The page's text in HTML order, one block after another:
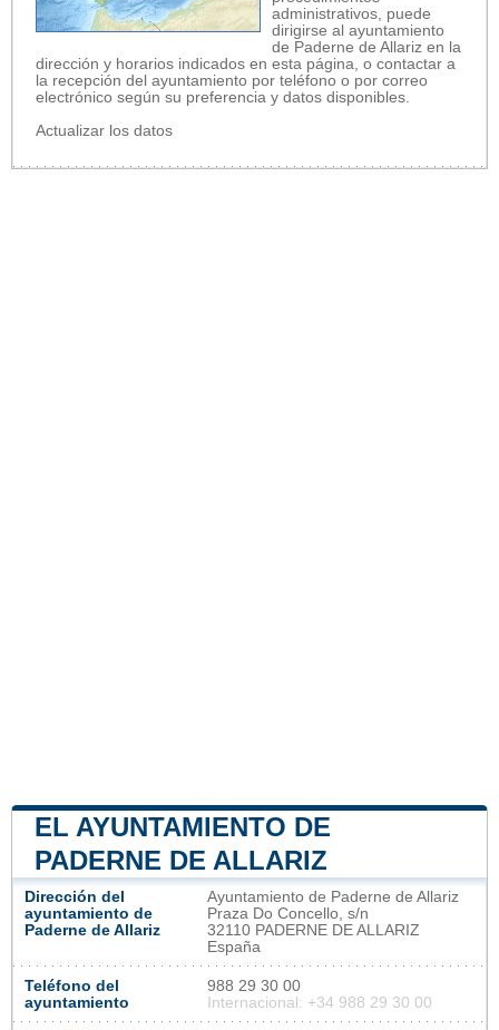
administrativos, puede
dirigirse al ayuntamiento
de Paderne de Allariz en la
dirección y horarios indicados en esta página, o contactar a
la recepción del ayuntamiento por teléfono o por correo
electrónico según su preferencia y datos disponibles.
Actualizar los datos
EL AYUNTAMIENTO DE
PADERNE DE ALLARIZ
Dirección del
ayuntamiento de
Paderne de Allariz
Ayuntamiento de Paderne de Allariz
Praza Do Concello, s/n
32110 PADERNE DE ALLARIZ
España
Teléfono del
ayuntamiento
988 29 30 00
Internacional: +34 988 29 30 00